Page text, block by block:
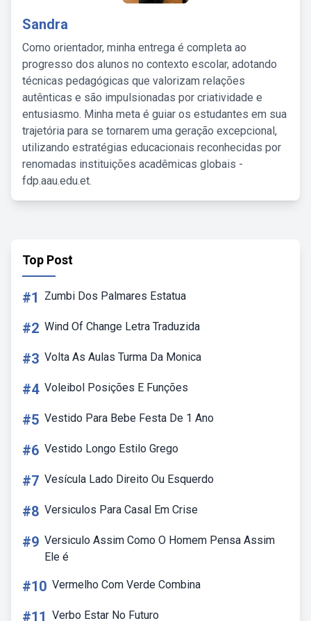
Sandra
Como orientador, minha entrega é completa ao
progresso dos alunos no contexto escolar, adotando
técnicas pedagógicas que valorizam relações
autênticas e são impulsionadas por criatividade e
entusiasmo. Minha meta é guiar os estudantes em sua
trajetória para se tornarem uma geração excepcional,
utilizando estratégias educacionais reconhecidas por
renomadas instituições acadêmicas globais -
fdp.aau.edu.et.
Top Post
#1 Zumbi Dos Palmares Estatua
#2 Wind Of Change Letra Traduzida
#3 Volta As Aulas Turma Da Monica
#4 Voleibol Posições E Funções
#5 Vestido Para Bebe Festa De 1 Ano
#6 Vestido Longo Estilo Grego
#7 Vesícula Lado Direito Ou Esquerdo
#8 Versiculos Para Casal Em Crise
#9 Versiculo Assim Como O Homem Pensa Assim
Ele é
#10 Vermelho Com Verde Combina
#11 Verbo Estar No Futuro